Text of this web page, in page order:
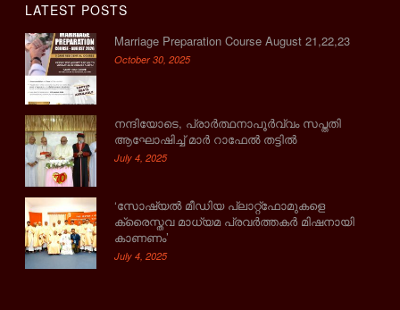
LATEST POSTS
Marriage Preparation Course August 21,22,23
October 30, 2025
നന്ദിയോടെ, പ്രാര്‍ത്ഥനാപൂര്‍വ്വം സപ്തതി
ആഘോഷിച്ച് മാര്‍ റാഫേല്‍ തട്ടില്‍
July 4, 2025
‘സോഷ്യല്‍ മീഡിയ പ്ലാറ്റ്‌ഫോമുകളെ
ക്രൈസ്തവ മാധ്യമ പ്രവര്‍ത്തകര്‍ മിഷനായി
കാണണം’
July 4, 2025